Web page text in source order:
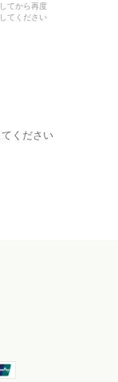
てから再度
てください
ください